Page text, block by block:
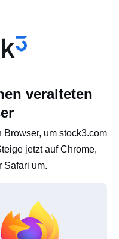
veralteten
um stock3.com
jetzt auf Chrome,
Safari um.